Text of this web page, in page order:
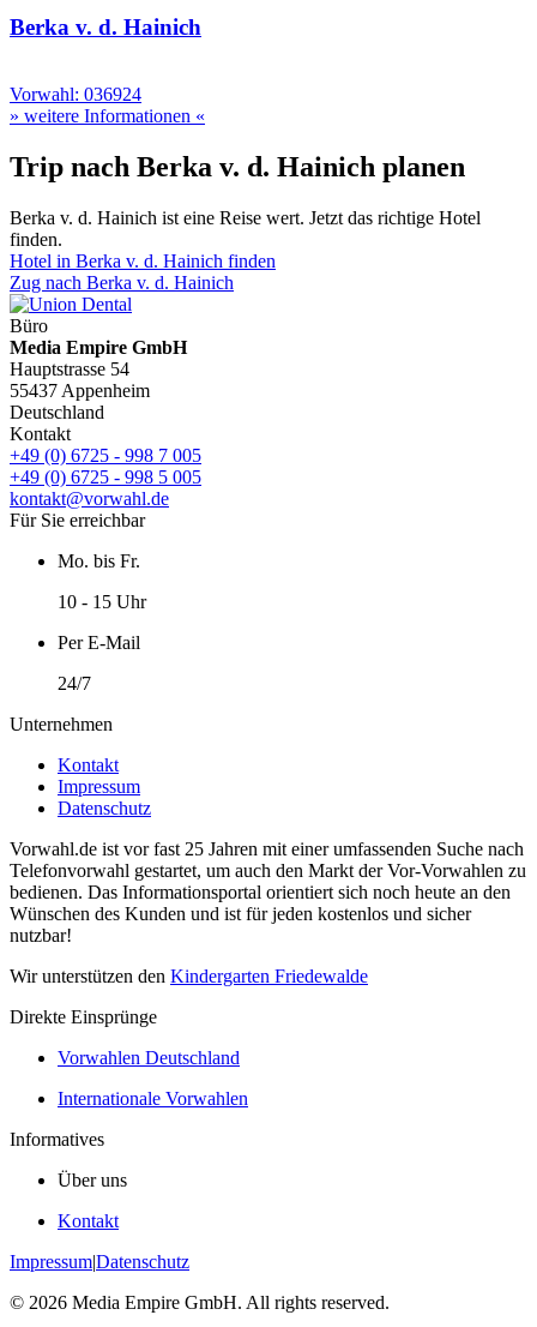
Berka v. d. Hainich
Vorwahl: 036924
» weitere Informationen «
Trip nach Berka v. d. Hainich planen
Berka v. d. Hainich ist eine Reise wert. Jetzt das richtige Hotel
finden.
Hotel in Berka v. d. Hainich finden
Zug nach Berka v. d. Hainich
Büro
Media Empire GmbH
Hauptstrasse 54
55437 Appenheim
Deutschland
Kontakt
+49 (0) 6725 - 998 7 005
+49 (0) 6725 - 998 5 005
kontakt@vorwahl.de
Für Sie erreichbar
Mo. bis Fr.
10 - 15 Uhr
Per E-Mail
24/7
Unternehmen
Kontakt
Impressum
Datenschutz
Vorwahl.de ist vor fast 25 Jahren mit einer umfassenden Suche nach
Telefonvorwahl gestartet, um auch den Markt der Vor-Vorwahlen zu
bedienen. Das Informationsportal orientiert sich noch heute an den
Wünschen des Kunden und ist für jeden kostenlos und sicher
nutzbar!
Wir unterstützen den Kindergarten Friedewalde
Direkte Einsprünge
Vorwahlen Deutschland
Internationale Vorwahlen
Informatives
Über uns
Kontakt
Impressum|Datenschutz
© 2026 Media Empire GmbH. All rights reserved.